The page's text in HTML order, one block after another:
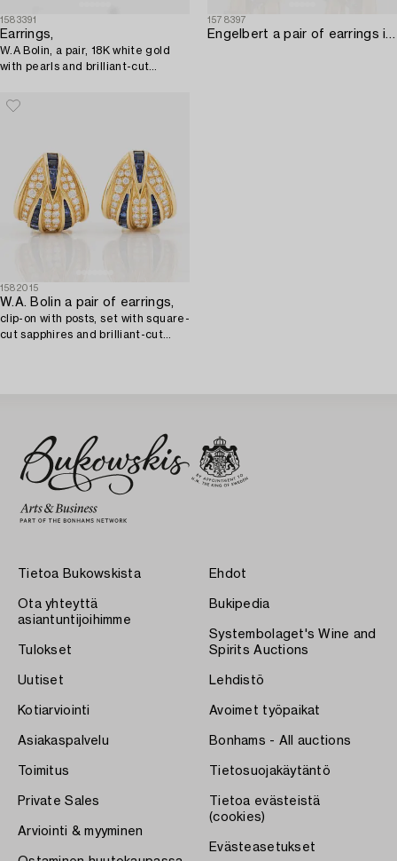
1583391
Earrings,
W.A Bolin, a pair, 18K white gold
with pearls and brilliant-cut
1578397
Engelbert a pair of earrings in 18K gold with round brilliant-cut diamonds.
1582015
W.A. Bolin a pair of earrings,
clip-on with posts, set with square-
cut sapphires and brilliant-cut
Tietoa Bukowskista
Ota yhteyttä
asiantuntijoihimme
Tulokset
Uutiset
Kotiarviointi
Asiakaspalvelu
Toimitus
Private Sales
Arviointi & myyminen
Ehdot
Bukipedia
Systembolaget's Wine and
Spirits Auctions
Lehdistö
Avoimet työpaikat
Bonhams - All auctions
Tietosuojakäytäntö
Tietoa evästeistä
(cookies)
Evästeasetukset